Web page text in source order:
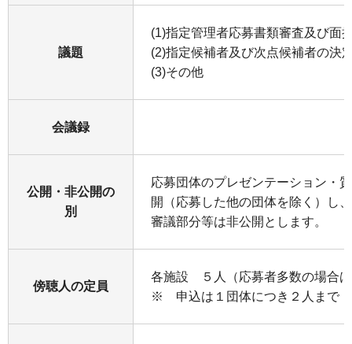
議題
(1)指定管理者応募書類審査及び面
(2)指定候補者及び次点候補者の決
(3)その他
会議録
公開・非公開の
別
応募団体のプレゼンテーション・
開（応募した他の団体を除く）し
審議部分等は非公開とします。
傍聴人の定員
各施設 ５人（応募者多数の場合
※ 申込は１団体につき２人まで